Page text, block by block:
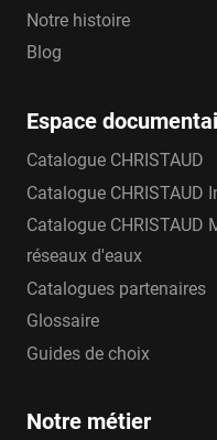
Notre histoire
Blog
Espace
Catalogue CHRISTAUD
Catalogue CHRISTAUD
Catalogue
réseaux d'eaux
Catalogues partenaires
Glossaire
Guides de choix
Notre métier